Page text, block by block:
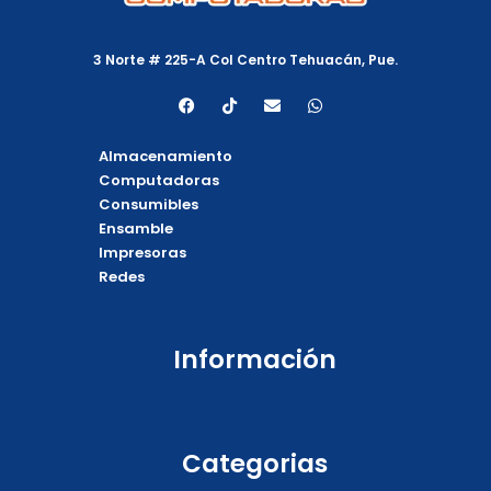
3 Norte # 225-A Col Centro Tehuacán, Pue.
F
a
e
b
o
k
T
i
o
E
n
W
h
Almacenamiento
Computadoras
Consumibles
Ensamble
Impresoras
Redes
Información
Categorias